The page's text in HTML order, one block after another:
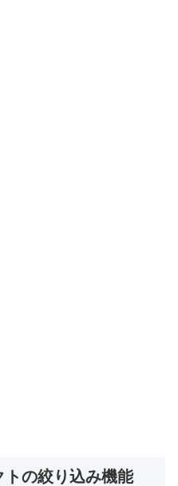
の絞り込み機能